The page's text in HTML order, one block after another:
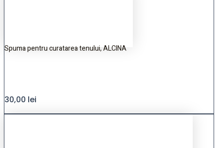
Spuma pentru curatarea tenului, ALCINA
30,00 lei